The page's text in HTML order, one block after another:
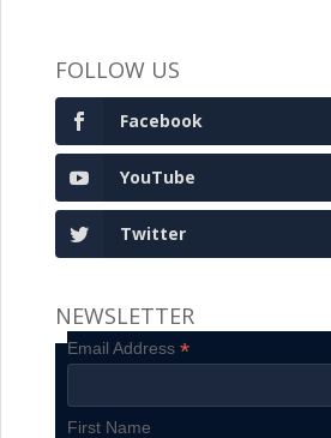
FOLLOW US
Facebook
YouTube
Twitter
NEWSLETTER
Email Address*
First Name